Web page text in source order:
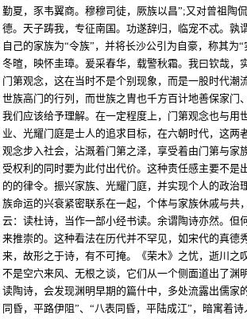
勤夏，豕韦翼商。穆穆司徒，厥族以昌”;又对曾祖陶
德。天子踌我，专征南国。功遂辞归，临宠不忒。孰
自己的家族为“令族”，并将长沙公引为自豪，称其为
冬暄，映怀圭璋。爰采春华，载警秋霜。我曰钦哉，
门第观念，这在当时不是个别现象，而是一股时代
世族高门的行列，而世族之胄也千方百计地善保家门
我们应该给予理解。在一定程度上，门第观念也与用
业、光耀门庭是士人的追求目标，在六朝时代，这
观念步入社会，沾溉着门第之泽，享受着由门第与家
受权利的同时要为此付出代价。这种责任感主要不
的的律令。振兴家族、光耀门庭，并实现个人的政治
族命运的兴衰紧密联系在一起，个体与家族休戚与共
云：读杜诗，当作一部小经书读。余谓陶诗亦然。但
来推崇的。这种看法在历代并不罕见，如宋代的真德
来，故形之于诗，有不可掩。《荣木》之忧，逝川
不是空穴来风、无根之谈，它们从一个侧面道出了渊
读陶诗，会发现渊明早期的篇什中，多处流露出儒家
同昏，平路伊阻”、“八表同昏，平陆成江”，暗寓着